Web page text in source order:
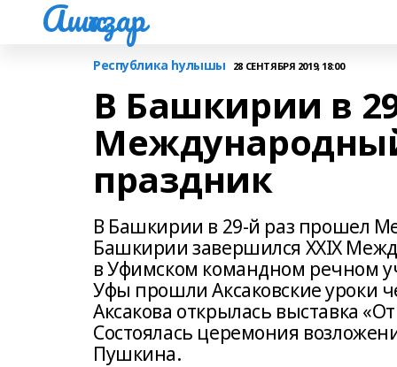
Ашҡаҙар
Республика һулышы 28 СЕНТЯБРЯ 2019, 18:00
В Башкирии в
праздник
В Башкирии в 29-й раз прошел
Башкирии завершился XXIX
в Уфимском командном речном
Уфы прошли Аксаковские уроки
Аксакова открылась выставка
Состоялась церемония
Пушкина.